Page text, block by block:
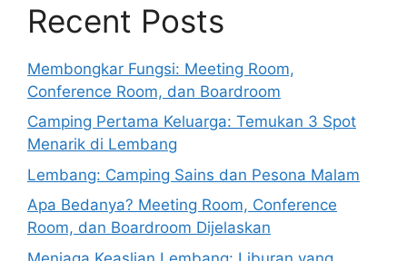
Recent Posts
Membongkar Fungsi: Meeting Room,
Conference Room, dan Boardroom
Camping Pertama Keluarga: Temukan 3 Spot
Menarik di Lembang
Lembang: Camping Sains dan Pesona Malam
Apa Bedanya? Meeting Room, Conference
Room, dan Boardroom Dijelaskan